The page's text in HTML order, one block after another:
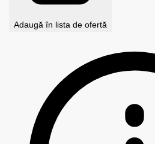
Adaugă în lista de ofertă